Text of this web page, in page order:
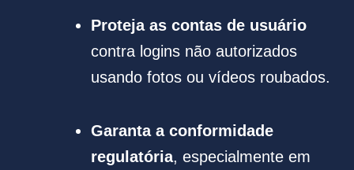
Proteja as contas de usuário
contra logins não autorizados
usando fotos ou vídeos roubados.
Garanta a conformidade
regulatória, especialmente em